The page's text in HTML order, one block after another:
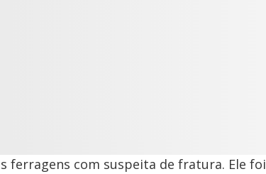
ferragens com suspeita de fratura. Ele foi